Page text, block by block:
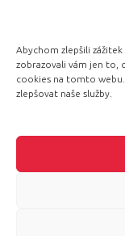
Abychom zlepšili
zobrazovali vám jen to,
cookies na tomto
zlepšovat naše služby.
Programová
Jana
Partnerství
© 2026 Equal